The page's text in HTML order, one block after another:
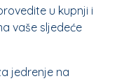
u kupnji i
vaše sljedeće
jedrenje na